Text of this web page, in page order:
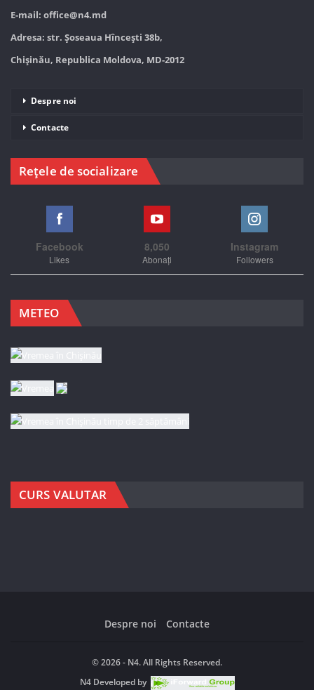
E-mail: office@n4.md
Adresa: str. Șoseaua Hînceşti 38b,
Chișinău, Republica Moldova, MD-2012
Despre noi
Contacte
Rețele de socializare
Facebook
Likes
8,050
Abonați
Instagram
Followers
METEO
CURS VALUTAR
Despre noi Contacte
© 2026 - N4. All Rights Reserved.
N4Developed by